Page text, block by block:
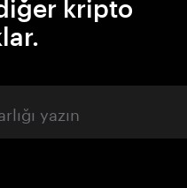
kripto